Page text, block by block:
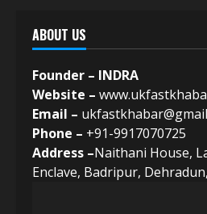
ABOUT US
Founder – INDRA
Website –
Email –
Phone – +91-9917070725
Address –Naithani House,
Enclave, Badripur,